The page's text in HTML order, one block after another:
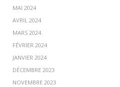
MAI 2024
AVRIL 2024
MARS 2024
FÉVRIER 2024
JANVIER 2024
DÉCEMBRE 2023
NOVEMBRE 2023